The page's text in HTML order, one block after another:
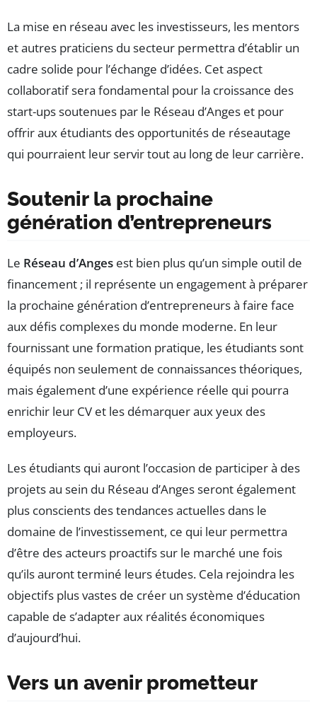
La mise en réseau avec les investisseurs, les mentors
et autres praticiens du secteur permettra d’établir un
cadre solide pour l’échange d’idées. Cet aspect
collaboratif sera fondamental pour la croissance des
start-ups soutenues par le Réseau d’Anges et pour
offrir aux étudiants des opportunités de réseautage
qui pourraient leur servir tout au long de leur carrière.
Soutenir la prochaine
génération d’entrepreneurs
Le Réseau d’Anges est bien plus qu’un simple outil de
financement ; il représente un engagement à préparer
la prochaine génération d’entrepreneurs à faire face
aux défis complexes du monde moderne. En leur
fournissant une formation pratique, les étudiants sont
équipés non seulement de connaissances théoriques,
mais également d’une expérience réelle qui pourra
enrichir leur CV et les démarquer aux yeux des
employeurs.
Les étudiants qui auront l’occasion de participer à des
projets au sein du Réseau d’Anges seront également
plus conscients des tendances actuelles dans le
domaine de l’investissement, ce qui leur permettra
d’être des acteurs proactifs sur le marché une fois
qu’ils auront terminé leurs études. Cela rejoindra les
objectifs plus vastes de créer un système d’éducation
capable de s’adapter aux réalités économiques
d’aujourd’hui.
Vers un avenir prometteur